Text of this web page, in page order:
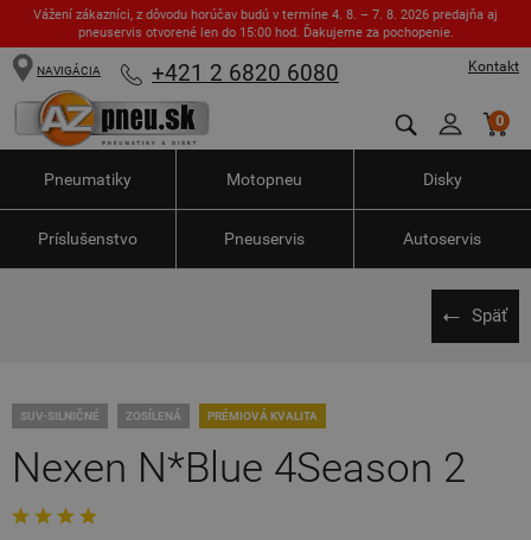
Vážení zákazníci, z dôvodu horúčav budú v termíne 4. 8. – 7. 8. 2026 predajňa aj
pneuservis otvorené len do 15:00 hod. Ďakujeme za pochopenie.
Kontakt
NAVIGÁCIA +421 2 6820 6080
0
Pneumatiky Motopneu Disky
Príslušenstvo Pneuservis Autoservis
Späť
SUV-SILNIČNÉ ZOSÍLENÁ PRÉMIOVÁ KVALITA
Nexen N*Blue 4Season 2